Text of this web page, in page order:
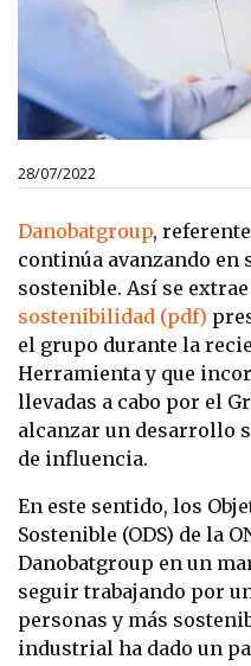
28/07/2022
Danobatgroup,
continúa avanzando en
sostenible. Así se extrae
sostenibilidad (pdf)
el grupo durante la
Herramienta y que
llevadas a cabo por el
alcanzar un desarrollo
de influencia.
En este sentido, los
Sostenible (ODS) de la
Danobatgroup en un
seguir trabajando por
personas y más
industrial ha dado un